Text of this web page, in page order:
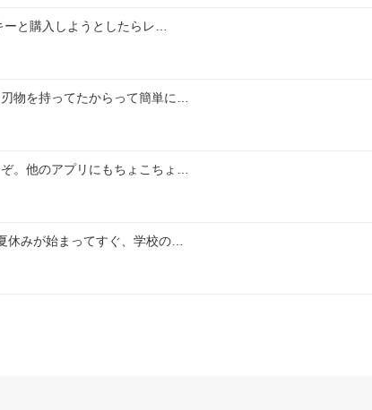
と購入しようとしたらレ…
物を持ってたからって簡単に…
。他のアプリにもちょこちょ…
休みが始まってすぐ、学校の…